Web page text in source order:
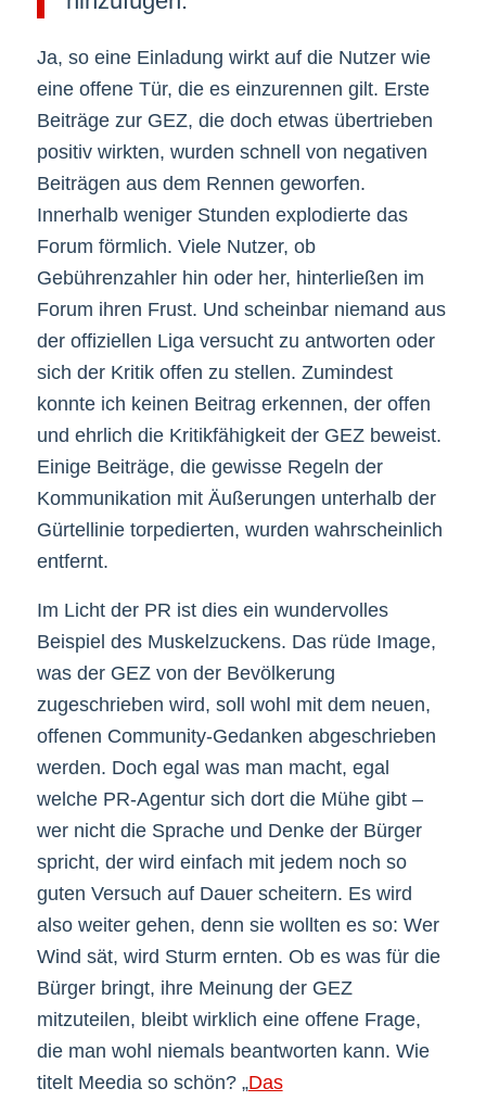
Ja, so eine Einladung wirkt auf die Nutzer wie
eine offene Tür, die es einzurennen gilt. Erste
Beiträge zur GEZ, die doch etwas übertrieben
positiv wirkten, wurden schnell von negativen
Beiträgen aus dem Rennen geworfen.
Innerhalb weniger Stunden explodierte das
Forum förmlich. Viele Nutzer, ob
Gebührenzahler hin oder her, hinterließen im
Forum ihren Frust. Und scheinbar niemand aus
der offiziellen Liga versucht zu antworten oder
sich der Kritik offen zu stellen. Zumindest
konnte ich keinen Beitrag erkennen, der offen
und ehrlich die Kritikfähigkeit der GEZ beweist.
Einige Beiträge, die gewisse Regeln der
Kommunikation mit Äußerungen unterhalb der
Gürtellinie torpedierten, wurden wahrscheinlich
entfernt.
Im Licht der PR ist dies ein wundervolles
Beispiel des Muskelzuckens. Das rüde Image,
was der GEZ von der Bevölkerung
zugeschrieben wird, soll wohl mit dem neuen,
offenen Community-Gedanken abgeschrieben
werden. Doch egal was man macht, egal
welche PR-Agentur sich dort die Mühe gibt –
wer nicht die Sprache und Denke der Bürger
spricht, der wird einfach mit jedem noch so
guten Versuch auf Dauer scheitern. Es wird
also weiter gehen, denn sie wollten es so: Wer
Wind sät, wird Sturm ernten. Ob es was für die
Bürger bringt, ihre Meinung der GEZ
mitzuteilen, bleibt wirklich eine offene Frage,
die man wohl niemals beantworten kann. Wie
titelt Meedia so schön? „Das